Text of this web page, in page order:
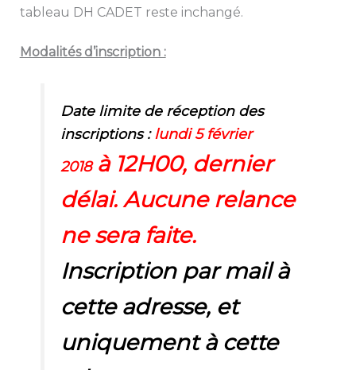
tableau DH CADET reste inchangé.
Modalités d’inscription :
Date limite de réception des
inscriptions :lundi 5 février
2018à 12H00, dernier
délai. Aucune relance
ne sera faite.
Inscription par mail à
cette adresse, et
uniquement à cette